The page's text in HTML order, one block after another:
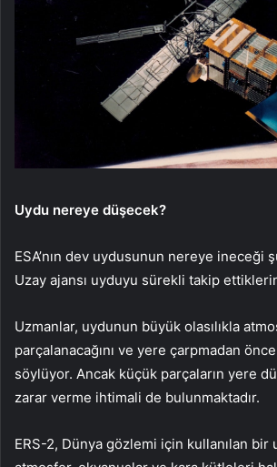
Uydu nereye düşecek?
ESA’nın dev uydusunun nereye ineceği
Uzay ajansı uyduyu sürekli takip
Uzmanlar, uydunun büyük olasılıkla
parçalanacağını ve yere çarpmadan önce
söylüyor. Ancak küçük parçaların yere
zarar verme ihtimali de bulunmaktadır.
ERS-2, Dünya gözlemi için kullanılan bir